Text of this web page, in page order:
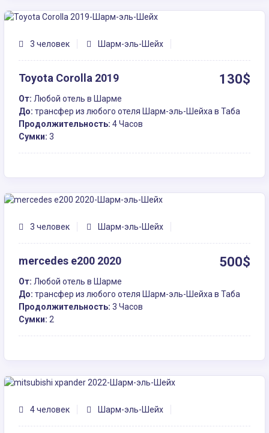
3 человек Шарм-эль-Шейх
Toyota Corolla 2019 130$
От: Любой отель в Шарме
До: трансфер из любого отеля Шарм-эль-Шейха в Таба
Продолжительность: 4 Часов
Сумки: 3
3 человек Шарм-эль-Шейх
mercedes e200 2020 500$
От: Любой отель в Шарме
До: трансфер из любого отеля Шарм-эль-Шейха в Таба
Продолжительность: 3 Часов
Сумки: 2
4 человек Шарм-эль-Шейх